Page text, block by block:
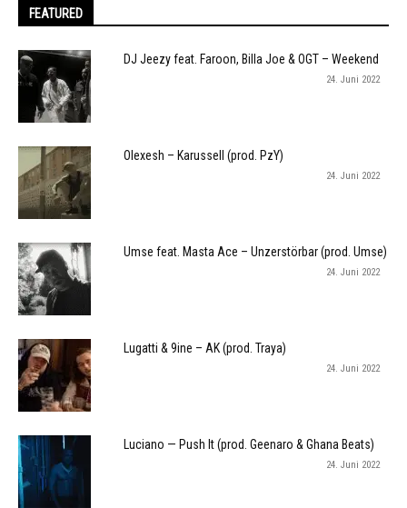
FEATURED
DJ Jeezy feat. Faroon, Billa Joe & OGT – Weekend
24. Juni 2022
Olexesh – Karussell (prod. PzY)
24. Juni 2022
Umse feat. Masta Ace – Unzerstörbar (prod. Umse)
24. Juni 2022
Lugatti & 9ine – AK (prod. Traya)
24. Juni 2022
Luciano — Push It (prod. Geenaro & Ghana Beats)
24. Juni 2022